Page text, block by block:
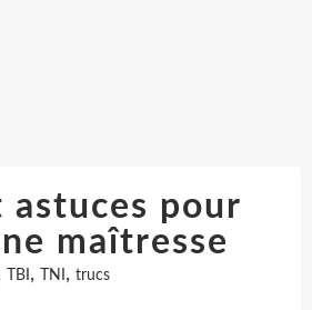
pour
maîtresse
TBI , TNI , trucs